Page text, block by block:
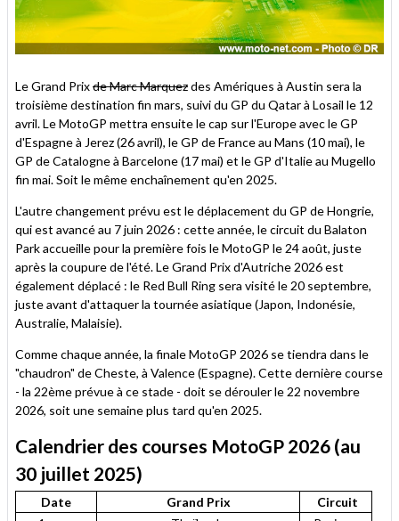
Le Grand Prixde Marc Marquezdes Amériques à Austin sera la
troisième destination fin mars, suivi du GP du Qatar à Losail le 12
avril. Le MotoGP mettra ensuite le cap sur l'Europe avec le GP
d'Espagne à Jerez (26 avril), le GP de France au Mans (10 mai), le
GP de Catalogne à Barcelone (17 mai) et le GP d'Italie au Mugello
fin mai. Soit le même enchaînement qu'en 2025.
L'autre changement prévu est le déplacement du GP de Hongrie,
qui est avancé au 7 juin 2026 : cette année, le circuit du Balaton
Park accueille pour la première fois le MotoGP le 24 août, juste
après la coupure de l'été. Le Grand Prix d'Autriche 2026 est
également déplacé : le Red Bull Ring sera visité le 20 septembre,
juste avant d'attaquer la tournée asiatique (Japon, Indonésie,
Australie, Malaisie).
Comme chaque année, la finale MotoGP 2026 se tiendra dans le
"chaudron" de Cheste, à Valence (Espagne). Cette dernière course
- la 22ème prévue à ce stade - doit se dérouler le 22 novembre
2026, soit une semaine plus tard qu'en 2025.
Calendrier des courses MotoGP 2026 (au
30 juillet 2025)
Date Grand Prix
Circuit